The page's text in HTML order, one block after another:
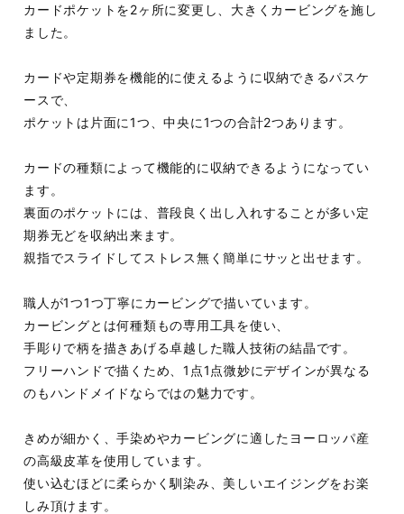
カードポケットを2ヶ所に変更し、大きくカービングを施し
ました。
カードや定期券を機能的に使えるように収納できるパスケ
ースで、
ポケットは片面に1つ、中央に1つの合計2つあります。
カードの種類によって機能的に収納できるようになってい
ます。
裏面のポケットには、普段良く出し入れすることが多い定
期券无どを収納出来ます。
親指でスライドしてストレス無く簡単にサッと出せます。
職人が1つ1つ丁寧にカービングで描いています。
カービングとは何種類もの専用工具を使い、
手彫りで柄を描きあげる卓越した職人技術の結晶です。
フリーハンドで描くため、1点1点微妙にデザインが異なる
のもハンドメイドならではの魅力です。
きめが細かく、手染めやカービングに適したヨーロッパ産
の高級皮革を使用しています。
使い込むほどに柔らかく馴染み、美しいエイジングをお楽
しみ頂けます。